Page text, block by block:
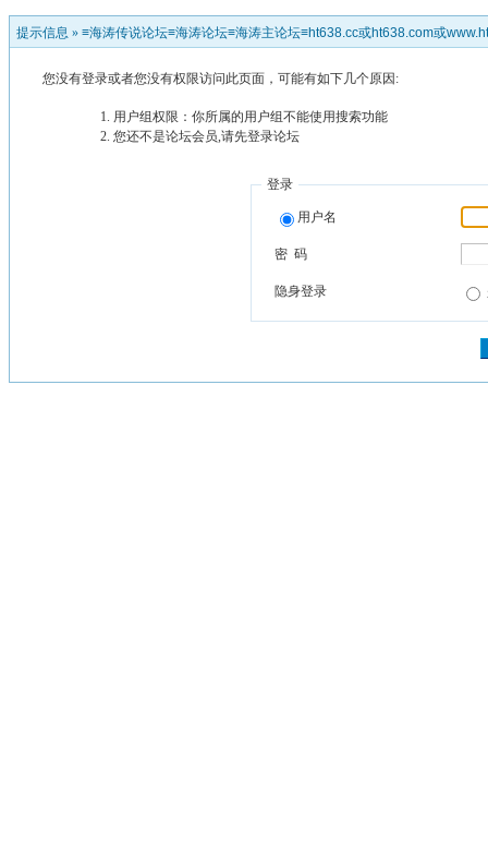
提示信息 » ≡海涛传说论坛≡海涛论坛≡海涛主论坛≡ht638.cc或ht638.com或
您没有登录或者您没有权限访问此页面，可能有如下几个原因:
用户组权限：你所属的用户组不能使用搜索功能
您还不是论坛会员,请先登录论坛
登录
用户名
密 码
隐身登录